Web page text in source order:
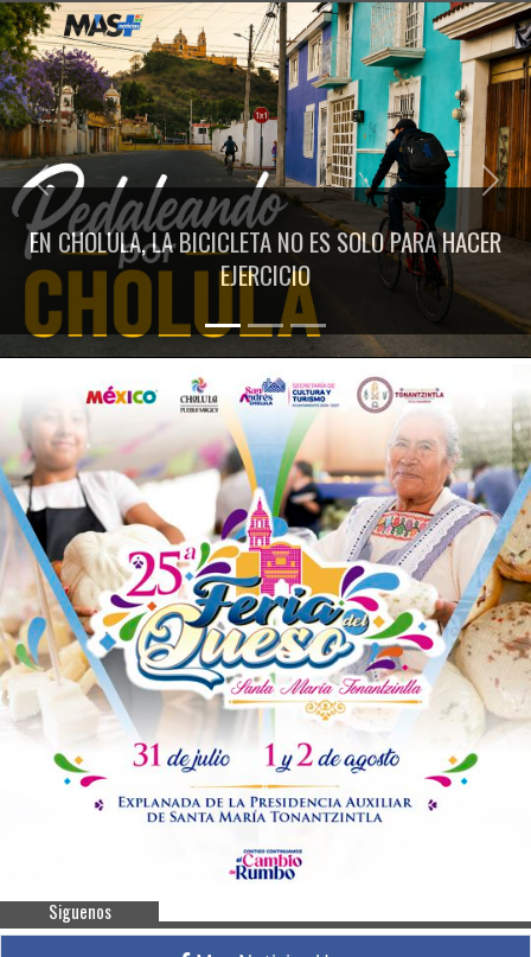
EN CHOLULA, LA BICICLETA NO ES SOLO PARA HACER
EJERCICIO
Previous Next
Siguenos